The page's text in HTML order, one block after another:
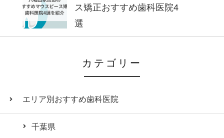
ス矯正おすすめ歯科医院4
選
カテゴリー
エリア別おすすめ歯科医院
千葉県